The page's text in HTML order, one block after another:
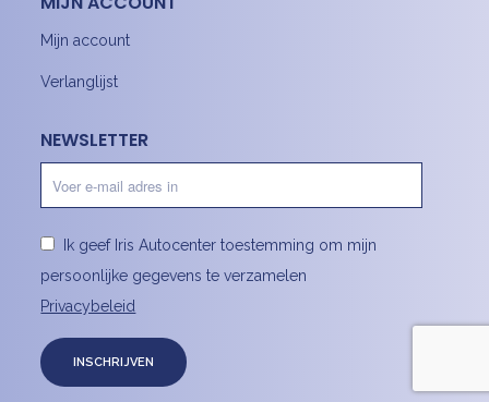
Mijn account
Verlanglijst
NEWSLETTER
Ik geef Iris Autocenter toestemming om mijn
persoonlijke gegevens te verzamelen
Privacybeleid
INSCHRIJVEN